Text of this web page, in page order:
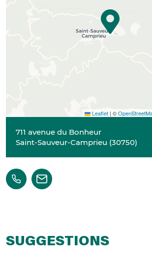
Leaflet | ©
711 avenue du Bonheur
Saint-Sauveur-Camprieu (30750)
SUGGESTIONS